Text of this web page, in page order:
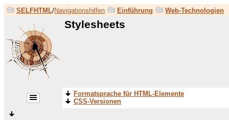
SELFHTML/Navigationshilfen Einführung Web-Technologien
Stylesheets
Formatsprache für HTML-Elemente
CSS-Versionen